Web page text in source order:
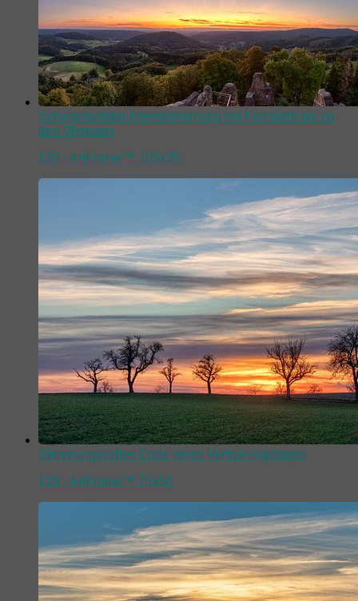
Schwarzwälder Abendstimmung mit Fernsicht bis zu
den Vogesen
135,-ArtFrame™ 105x35
Stimmungsvolles Ende eines Vorfrühlingstages
129,-ArtFrame™ 75x50